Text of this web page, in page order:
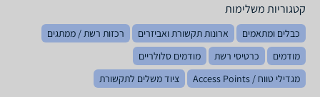
קטגוריות משלימות
כבלים ומתאמים ארונות תקשורת ואביזרים
רכזות רשת / ממתגים
מודמים
כרטיסי רשת
מודמים סלולריים
מגדילי טווח / Access Points
ציוד משלים לתקשורת